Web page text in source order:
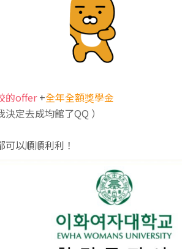
的offer +全年全額獎學金
決定去成均館了QQ ）
以順順利利！